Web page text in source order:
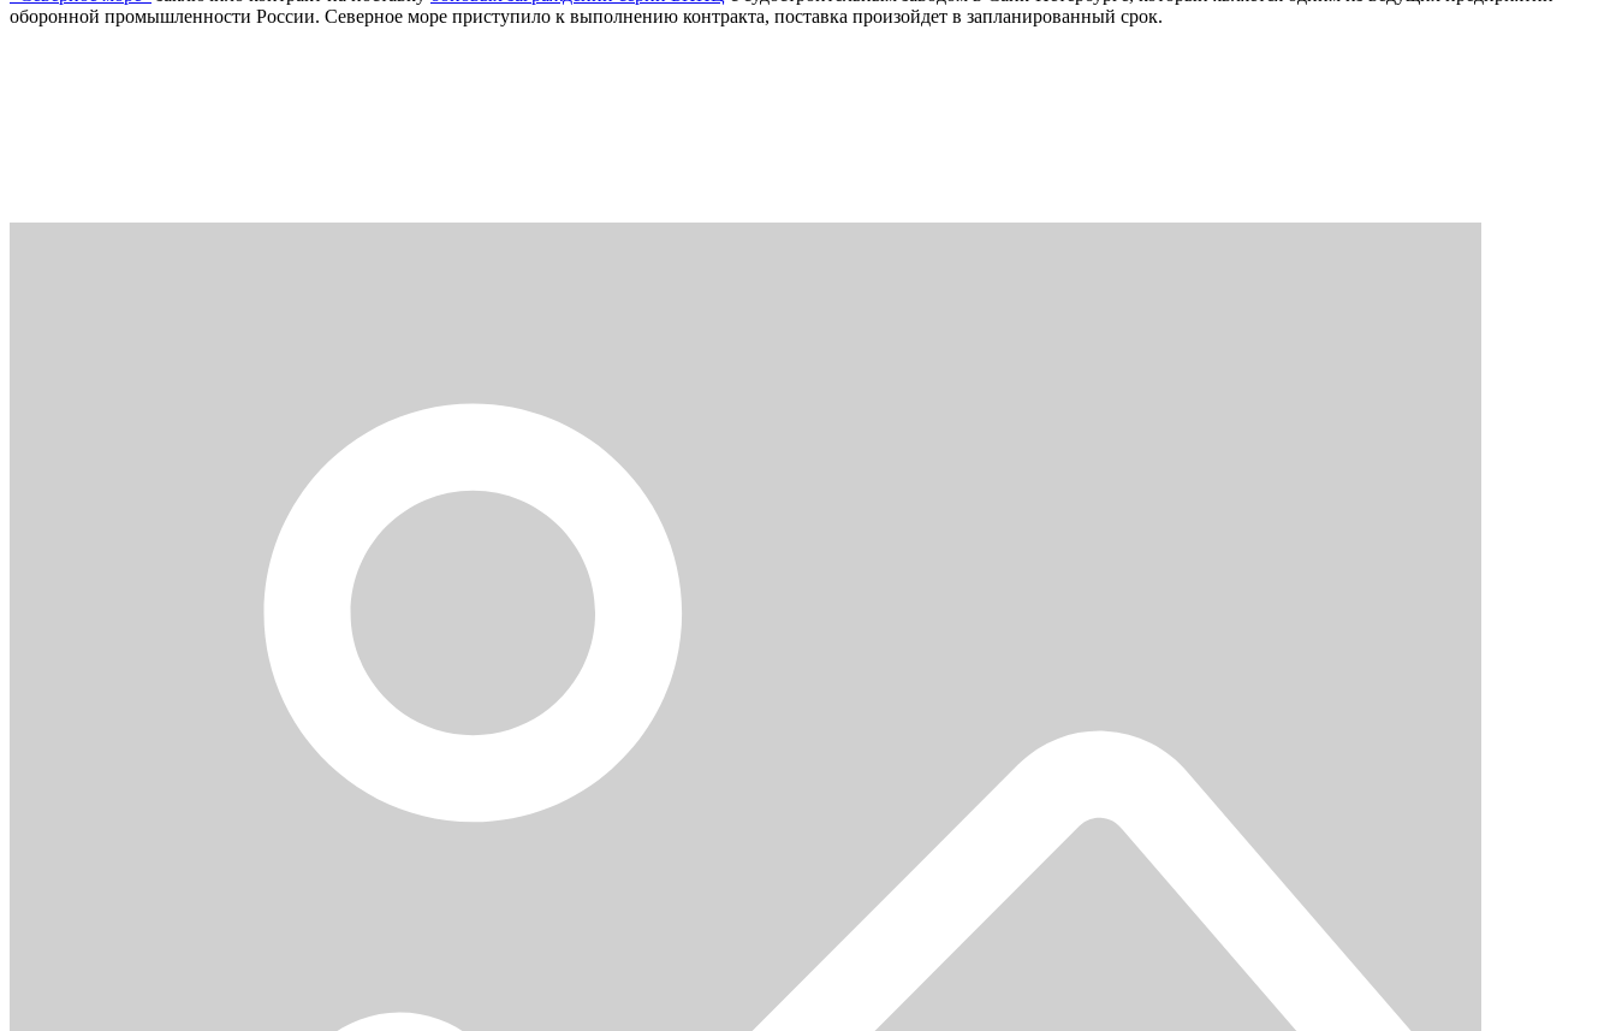
оборонной промышленности России. Северное море приступило к выполнению контракта, поставка произойдет в запланированный срок.